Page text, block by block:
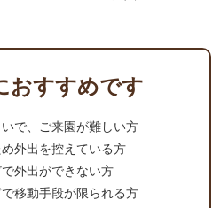
おすすめです
で、ご来園が難しい方
外出を控えている方
外出ができない方
移動手段が限られる方